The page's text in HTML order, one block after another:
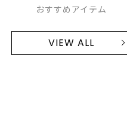
おすすめアイテム
VIEW ALL